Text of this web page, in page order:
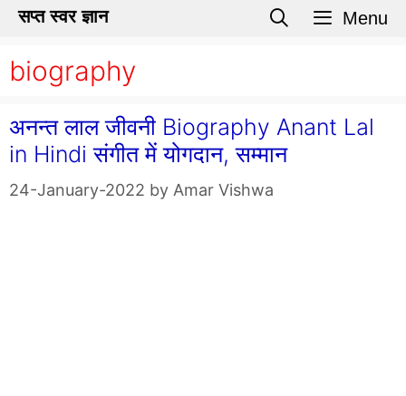
Skip
content
सप्त स्वर ज्ञान Menu
biography
अनन्त लाल जीवनी Biography Anant Lal
in Hindi संगीत में योगदान, सम्मान
24-January-2022 by Amar Vishwa